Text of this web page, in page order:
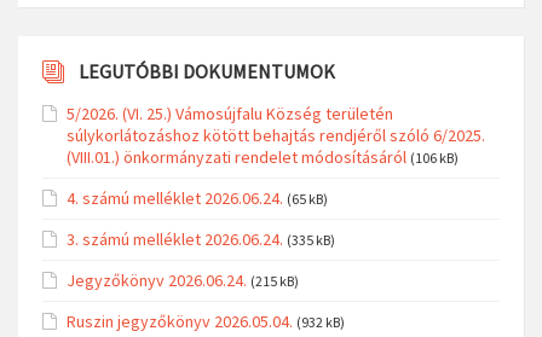
LEGUTÓBBI DOKUMENTUMOK
5/2026. (VI. 25.) Vámosújfalu Község területén
súlykorlátozáshoz kötött behajtás rendjéről szóló 6/2025.
(VIII.01.) önkormányzati rendelet módosításáról (106 kB)
4. számú melléklet 2026.06.24. (65 kB)
3. számú melléklet 2026.06.24. (335 kB)
Jegyzőkönyv 2026.06.24. (215 kB)
Ruszin jegyzőkönyv 2026.05.04. (932 kB)